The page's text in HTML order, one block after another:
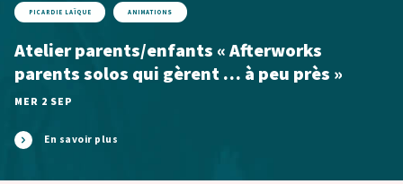
PICARDIE LAÏQUE ANIMATIONS
Atelier parents/enfants « Afterworks
parents solos qui gèrent … à peu près »
MER 2 SEP
En savoir plus